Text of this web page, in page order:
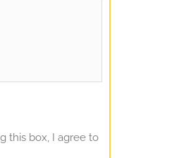
this box, I agree to